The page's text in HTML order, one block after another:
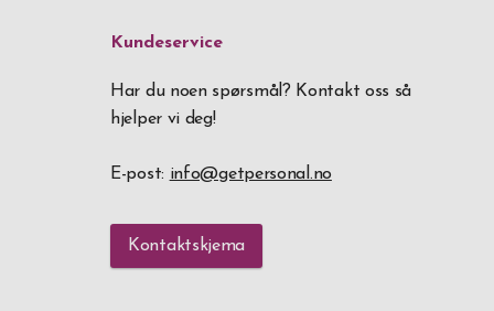
Kundeservice
Har du noen spørsmål? Kontakt oss så
hjelper vi deg!
E-post: info@getpersonal.no
Kontaktskjema